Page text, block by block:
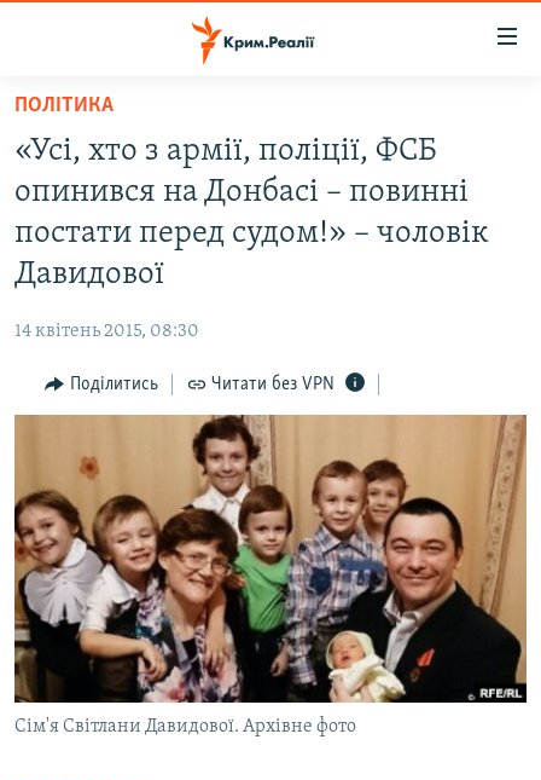
Перейти
основного
матеріалу
до
основної
Перейти
пошуку
ВОДА.КРИМ
ПОЛІТИКА
ІНТЕРВ'Ю
СПЕЦПРОЕКТИ
ДЕПОРТАЦІЯ
ВІДЕОУРОКИ «ELIFBE»
СВІДЧЕННЯ ОКУПАЦІЇ
УКРАЇНСЬКА ПРОБЛЕМА КРИМУ
ІНФОГРАФІКА
ЯК ОБІЙТИ БЛОКУВАННЯ
Русский
Qırımtatar
ДОЛУЧАЙСЯ!
ПОЛІТИКА
«Усі, хто з армії, поліції, ФСБ
опинився на Донбасі – повинні
постати перед судом!» – чоловік
Давидової
14 квітень 2015, 08:30
Поділитись Читати без VPN
Cім'я Світлани Давидової. Архівне фото